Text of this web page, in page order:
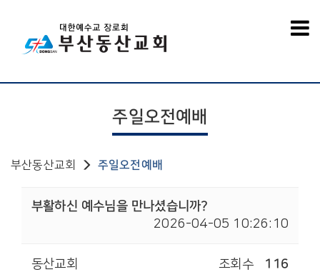
주일오전예배
부산동산교회 주일오전예배
부활하신 예수님을 만나셨습니까?
2026-04-05 10:26:10
동산교회 조회수 116